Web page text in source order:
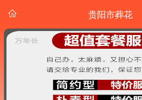
贵阳市葬花